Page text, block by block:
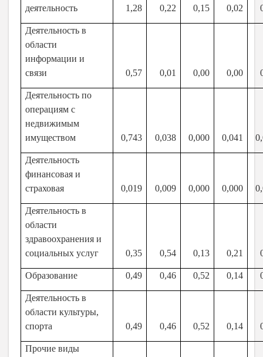
деятельность
1,28 0,22 0,15 0,02
Деятельность в
области
информации и
связи
0,57 0,01 0,00 0,00
Деятельность по
операциям с
недвижимым
имуществом
0,743 0,038 0,000 0,041
Деятельность
финансовая и
страховая
0,019 0,009 0,000 0,000
Деятельность в
области
здравоохранения и
социальных услуг
0,35 0,54 0,13 0,21
Образование 0,49 0,46 0,52 0,14
Деятельность в
области культуры,
спорта
0,49 0,46 0,52 0,14
Прочие виды